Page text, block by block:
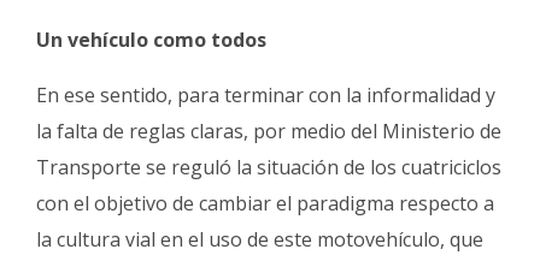
Un vehículo como todos
En ese sentido, para terminar con la informalidad y
la falta de reglas claras, por medio del Ministerio de
Transporte se reguló la situación de los cuatriciclos
con el objetivo de cambiar el paradigma respecto a
la cultura vial en el uso de este motovehículo, que